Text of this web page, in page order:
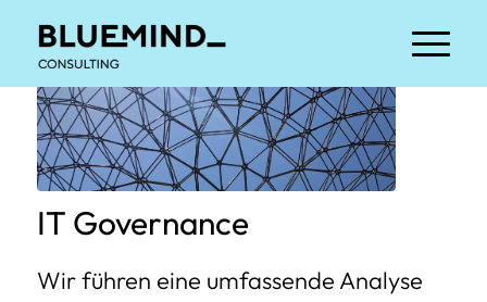
IT Governance
Wir führen eine umfassende Analyse